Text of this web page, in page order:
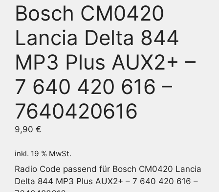
Bosch CM0420
Lancia Delta 844
MP3 Plus AUX2+ –
7 640 420 616 –
7640420616
9,90 €
inkl. 19 % MwSt.
Radio Code passend für Bosch CM0420 Lancia
Delta 844 MP3 Plus AUX2+ – 7 640 420 616 –